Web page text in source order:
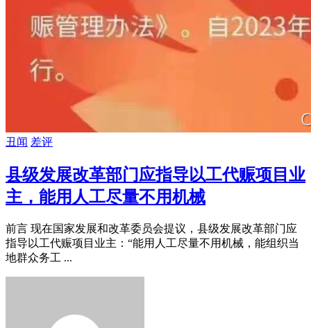
丑闻 差评
县级发展改革部门应指导以工代赈项目业
主，能用人工尽量不用机械
前言 现在国家发展和改革委员会提议，县级发展改革部门应
指导以工代赈项目业主：“能用人工尽量不用机械，能组织当
地群众务工 ...